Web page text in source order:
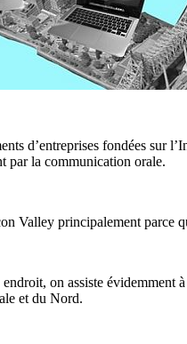
d’entreprises fondées sur
par la communication orale.
Valley principalement parce
on assiste
et du Nord.